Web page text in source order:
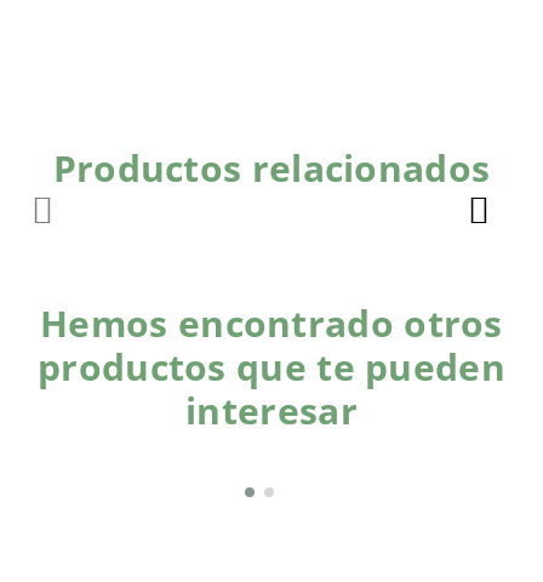
Productos relacionados
Hemos encontrado otros
productos que te pueden
interesar